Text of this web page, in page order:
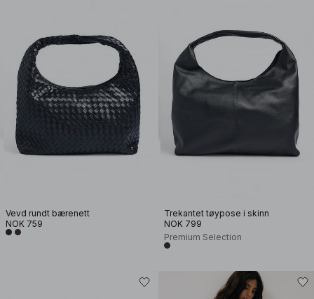
Vevd rundt bærenett
NOK 759
Trekantet tøypose i skinn
NOK 799
Premium Selection